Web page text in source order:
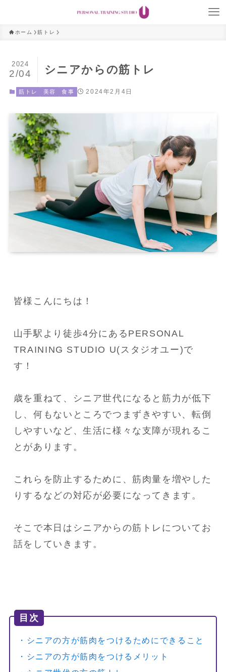
ホーム 筋トレ
シニアからの筋トレ
2024
2/04
筋トレ 美容 食事 2024年2月4日
皆様こんにちは！
山手駅より徒歩4分にあるPERSONAL
TRAINING STUDIO U(スタジオユー)で
す！
歳を重ねて、シニア世代になると筋力が低下
し、何もないところでつまずきやすい、転倒
しやすいなど、生活に様々な支障が現れるこ
とがあります。
これらを防止するために、筋肉量を増やした
りするなどの対応が必要になってきます。
そこで本日はシニアからの筋トレについてお
話をしていきます。
目次
・シニアの方が筋肉をつけるためにできること
・シニアの方が筋肉をつけるメリット